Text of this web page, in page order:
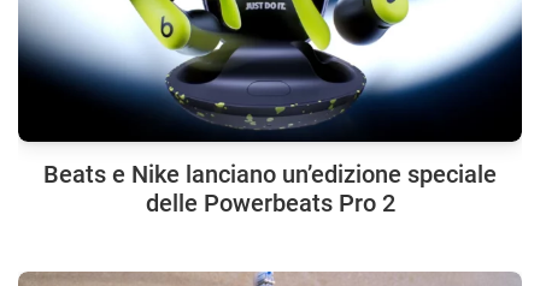
Beats e Nike lanciano un’edizione speciale
delle Powerbeats Pro 2